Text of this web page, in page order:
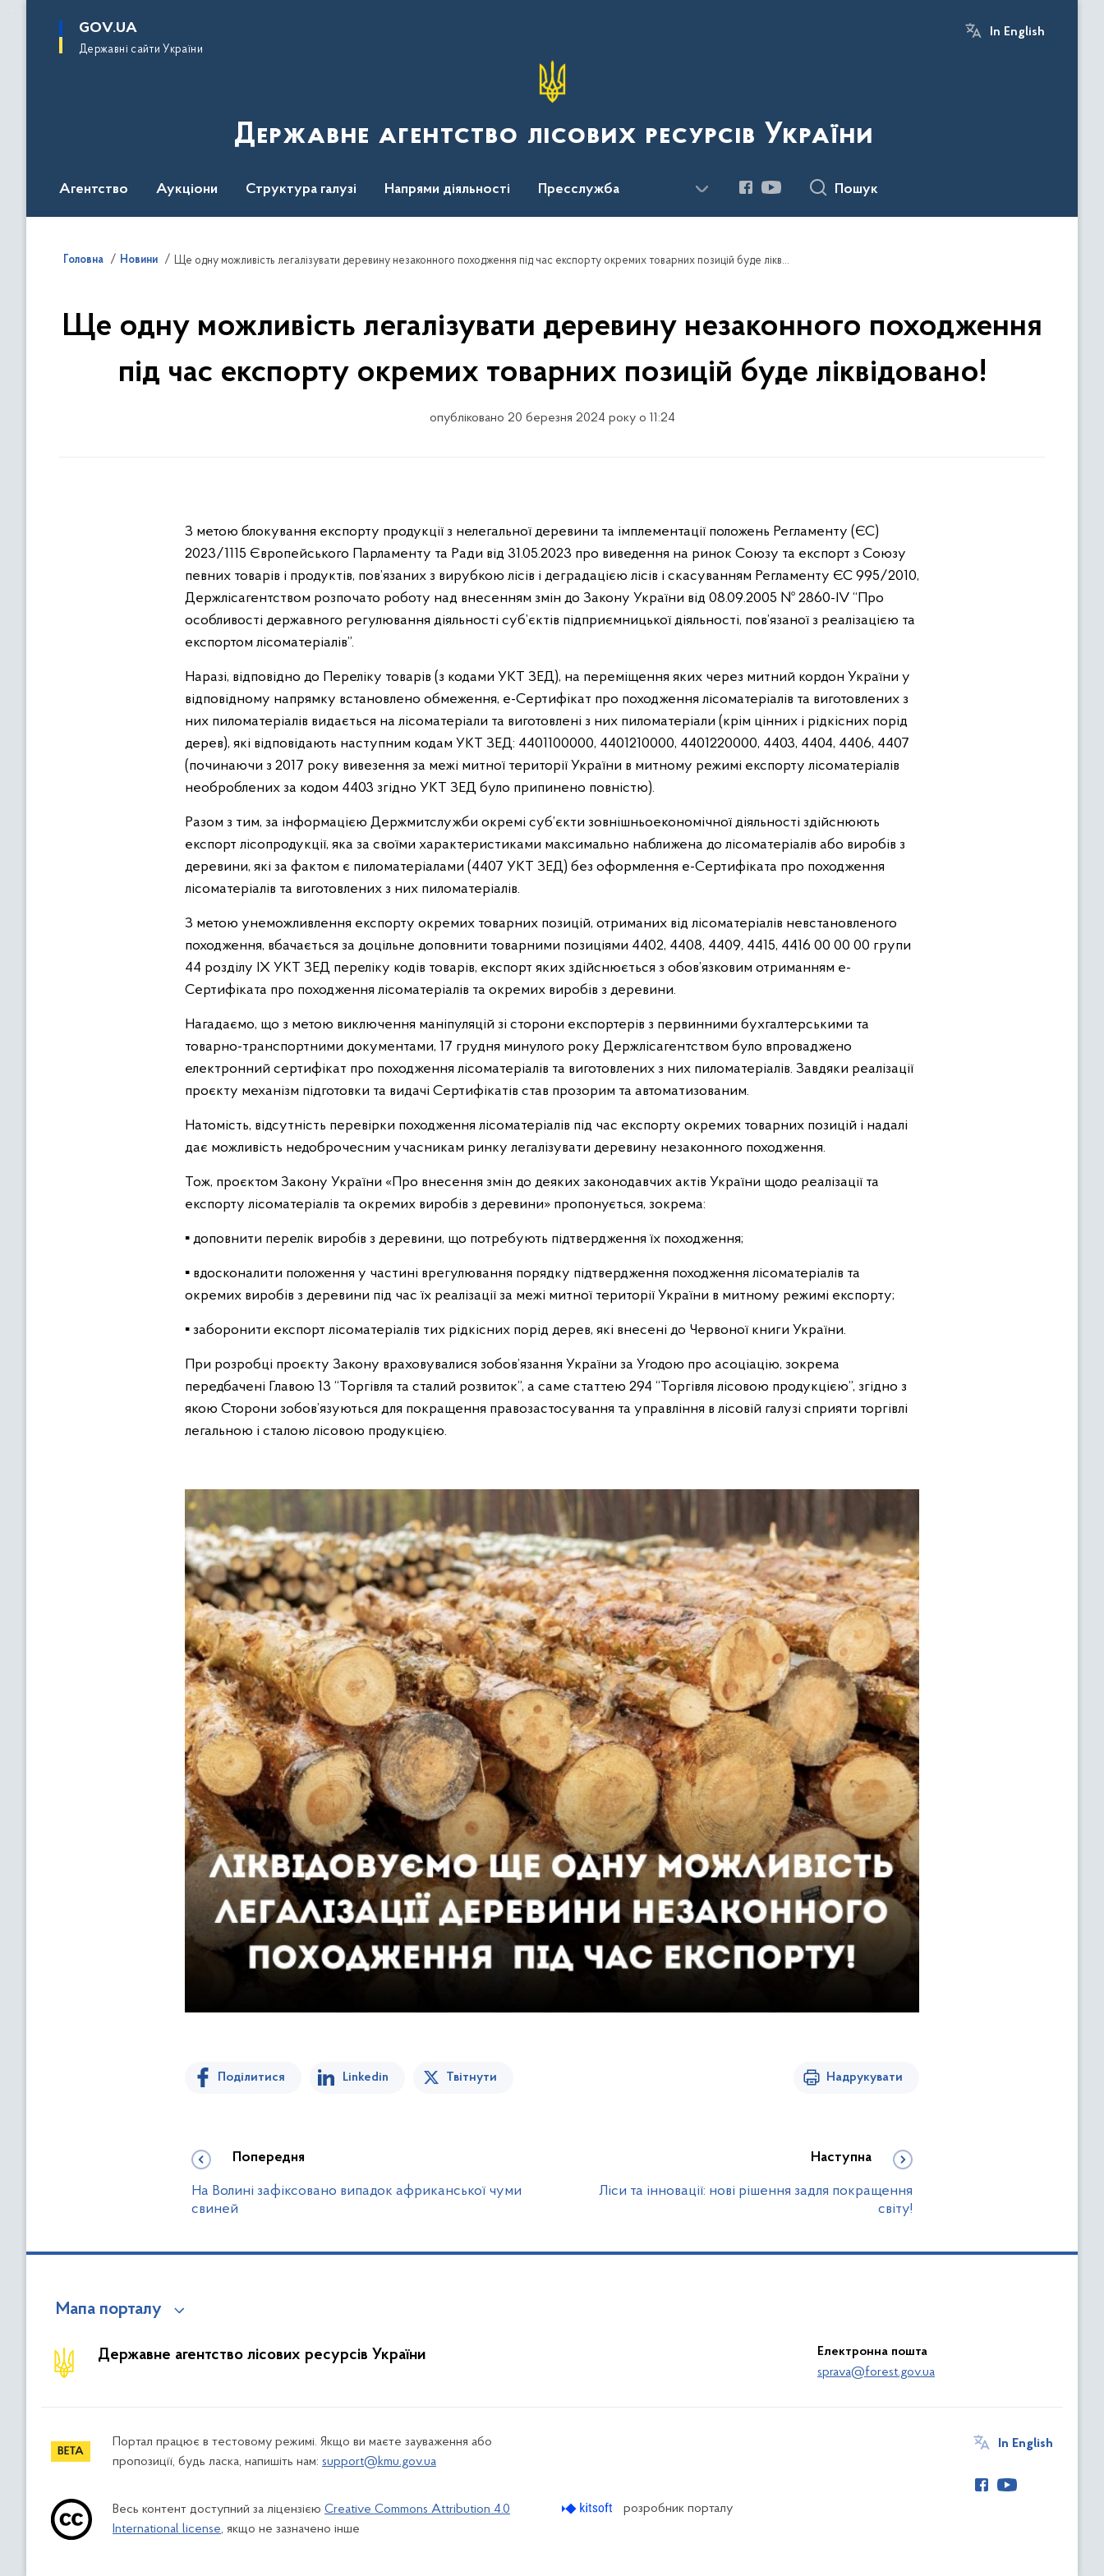
основного
GOV.UA
Державні сайти України
In English
Державне агентство лісових ресурсів України
Агентство Аукціони Структура галузі Напрями діяльності Пресслужба Пошук
Головна Новини Ще одну можливість легалізувати деревину незаконного походження під час експорту окремих товарних позицій буде ліквідовано!
Ще одну можливість легалізувати деревину незаконного походження
під час експорту окремих товарних позицій буде ліквідовано!
опубліковано 20 березня 2024 року о 11:24
З метою блокування експорту продукції з нелегальної деревини та імплементації положень Регламенту (ЄС)
2023/1115 Європейського Парламенту та Ради від 31.05.2023 про виведення на ринок Союзу та експорт з Союзу
певних товарів і продуктів, пов’язаних з вирубкою лісів і деградацією лісів і скасуванням Регламенту ЄС 995/2010,
Держлісагентством розпочато роботу над внесенням змін до Закону України від 08.09.2005 № 2860-IV “Про
особливості державного регулювання діяльності суб’єктів підприємницької діяльності, пов’язаної з реалізацією та
експортом лісоматеріалів”.
Наразі, відповідно до Переліку товарів (з кодами УКТ ЗЕД), на переміщення яких через митний кордон України у
відповідному напрямку встановлено обмеження, е-Сертифікат про походження лісоматеріалів та виготовлених з
них пиломатеріалів видається на лісоматеріали та виготовлені з них пиломатеріали (крім цінних і рідкісних порід
дерев), які відповідають наступним кодам УКТ ЗЕД: 4401100000, 4401210000, 4401220000, 4403, 4404, 4406, 4407
(починаючи з 2017 року вивезення за межі митної території України в митному режимі експорту лісоматеріалів
необроблених за кодом 4403 згідно УКТ ЗЕД було припинено повністю).
Разом з тим, за інформацією Держмитслужби окремі суб’єкти зовнішньоекономічної діяльності здійснюють
експорт лісопродукції, яка за своїми характеристиками максимально наближена до лісоматеріалів або виробів з
деревини, які за фактом є пиломатеріалами (4407 УКТ ЗЕД) без оформлення е-Сертифіката про походження
лісоматеріалів та виготовлених з них пиломатеріалів.
З метою унеможливлення експорту окремих товарних позицій, отриманих від лісоматеріалів невстановленого
походження, вбачається за доцільне доповнити товарними позиціями 4402, 4408, 4409, 4415, 4416 00 00 00 групи
44 розділу IX УКТ ЗЕД переліку кодів товарів, експорт яких здійснюється з обов’язковим отриманням е-
Сертифіката про походження лісоматеріалів та окремих виробів з деревини.
Нагадаємо, що з метою виключення маніпуляцій зі сторони експортерів з первинними бухгалтерськими та
товарно-транспортними документами, 17 грудня минулого року Держлісагентством було впроваджено
електронний сертифікат про походження лісоматеріалів та виготовлених з них пиломатеріалів. Завдяки реалізації
проєкту механізм підготовки та видачі Сертифікатів став прозорим та автоматизованим.
Натомість, відсутність перевірки походження лісоматеріалів під час експорту окремих товарних позицій і надалі
дає можливість недоброчесним учасникам ринку легалізувати деревину незаконного походження.
Тож, проєктом Закону України «Про внесення змін до деяких законодавчих актів України щодо реалізації та
експорту лісоматеріалів та окремих виробів з деревини» пропонується, зокрема:
▪️ доповнити перелік виробів з деревини, що потребують підтвердження їх походження;
▪️ вдосконалити положення у частині врегулювання порядку підтвердження походження лісоматеріалів та
окремих виробів з деревини під час їх реалізації за межі митної території України в митному режимі експорту;
▪️ заборонити експорт лісоматеріалів тих рідкісних порід дерев, які внесені до Червоної книги України.
При розробці проєкту Закону враховувалися зобов’язання України за Угодою про асоціацію, зокрема
передбачені Главою 13 “Торгівля та сталий розвиток”, а саме статтею 294 “Торгівля лісовою продукцією”, згідно з
якою Сторони зобов’язуються для покращення правозастосування та управління в лісовій галузі сприяти торгівлі
легальною і сталою лісовою продукцією.
Поділитися Linkedin Твітнути Надрукувати
Попередня
На Волині зафіксовано випадок африканської чуми
свиней
Наступна
Ліси та інновації: нові рішення задля покращення
світу!
Мапа порталу
Державне агентство лісових ресурсів України
Електронна пошта
sprava@forest.gov.ua
Портал працює в тестовому режимі. Якщо ви маєте зауваження або
пропозиції, будь ласка, напишіть нам: support@kmu.gov.ua
In English
Весь контент доступний за ліцензією Creative Commons Attribution 4.0
International license, якщо не зазначено інше
розробник порталу